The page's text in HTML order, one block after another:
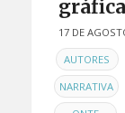
17 DE
EN AUTORES ,
NARRATIVA ,